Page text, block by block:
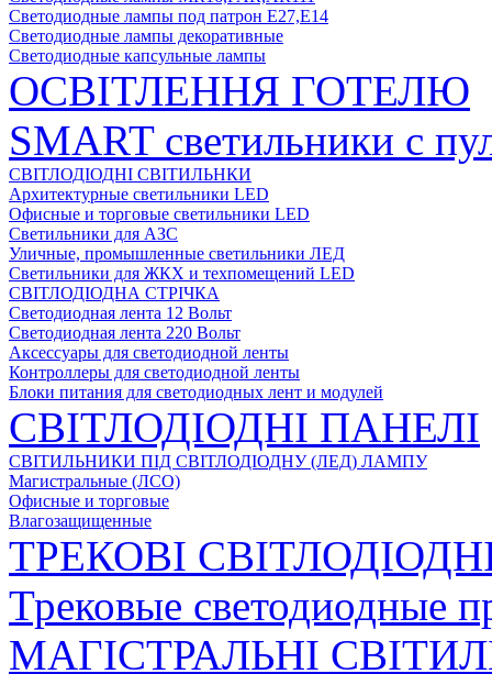
Светодиодные лампы под патрон Е27,Е14
Светодиодные лампы декоративные
Светодиодные капсульные лампы
ОСВІТЛЕННЯ ГОТЕЛЮ
SMART светильники с
СВІТЛОДІОДНІ СВІТИЛЬНКИ
Архитектурные светильники LED
Офисные и торговые светильники LED
Светильники для АЗС
Уличные, промышленные светильники ЛЕД
Светильники для ЖКХ и техпомещений LED
СВІТЛОДІОДНА СТРІЧКА
Светодиодная лента 12 Вольт
Светодиодная лента 220 Вольт
Аксессуары для светодиодной ленты
Контроллеры для светодиодной ленты
Блоки питания для светодиодных лент и модулей
СВІТЛОДІОДНІ ПАНЕЛІ
СВІТИЛЬНИКИ ПІД СВІТЛОДІОДНУ (ЛЕД) ЛАМПУ
Магистральные (ЛСО)
Офисные и торговые
Влагозащищенные
ТРЕКОВІ
Трековые светодиодные
МАГІСТРАЛЬНІ